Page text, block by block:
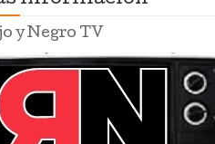
y Negro TV